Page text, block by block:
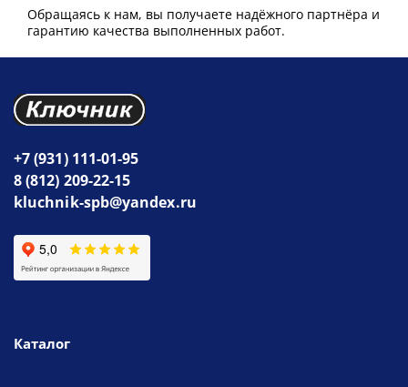
Обращаясь к нам, вы получаете надёжного партнёра и
гарантию качества выполненных работ.
+7 (931) 111-01-95
8 (812) 209-22-15
kluchnik-spb@yandex.ru
Каталог